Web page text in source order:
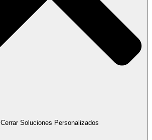
Cerrar Soluciones Personalizados